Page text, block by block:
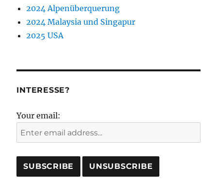
2024 Alpenüberquerung
2024 Malaysia und Singapur
2025 USA
INTERESSE?
Your email: